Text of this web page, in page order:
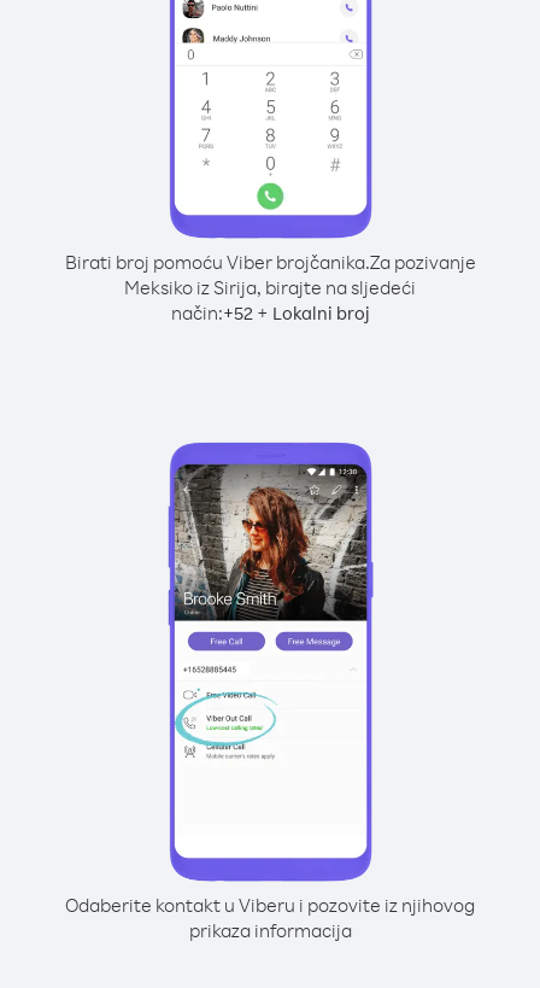
Birati broj pomoću Viber brojčanika.Za pozivanje
Meksiko iz Sirija, birajte na sljedeći
način:+52+ Lokalni broj
Odaberite kontakt u Viberu i pozovite iz njihovog
prikaza informacija